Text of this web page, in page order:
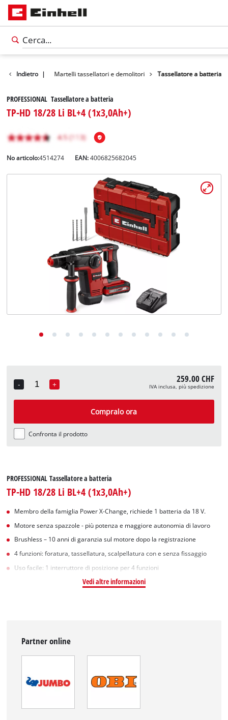
Indietro |
Utensili Martelli tassellatori e demolitori Tassellatore a batteria
PROFESSIONAL Tassellatore a batteria
TP-HD 18/28 Li BL+4 (1x3,0Ah+)
No articolo:4514274 EAN:4006825682045
-
Quantity
+ 259.00 CHF
IVA inclusa, più spedizione
Compralo ora
Confronta il prodotto
PROFESSIONAL Tassellatore a batteria
TP-HD 18/28 Li BL+4 (1x3,0Ah+)
Membro della famiglia Power X-Change, richiede 1 batteria da 18 V.
Motore senza spazzole - più potenza e maggiore autonomia di lavoro
Brushless – 10 anni di garanzia sul motore dopo la registrazione
4 funzioni: foratura, tassellatura, scalpellatura con e senza fissaggio
Uso facile: 1 interruttore di posizione per 4 funzioni
Vedi altre informazioni
Partner online